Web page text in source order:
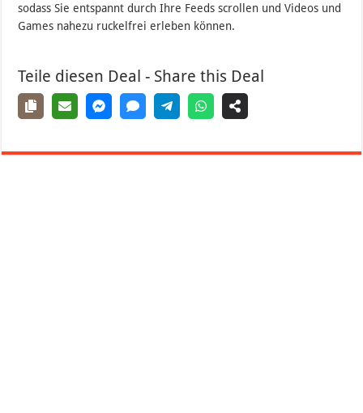
sodass Sie entspannt durch Ihre Feeds scrollen und Videos und
Games nahezu ruckelfrei erleben können.
Teile diesen Deal - Share this Deal